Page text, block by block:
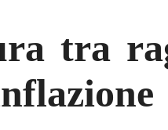
tra